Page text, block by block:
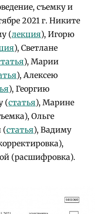
съемку и
2021 г. Никите
(лекция), Игорю
), Светлане
), Марии
), Алексею
), Георгию
(статья), Марине
Ольге
(статья), Вадиму
(расшифровка).